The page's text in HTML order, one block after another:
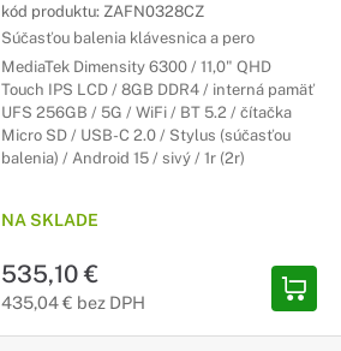
kód produktu: ZAFN0328CZ
Súčasťou balenia klávesnica a pero
MediaTek Dimensity 6300 / 11,0" QHD
Touch IPS LCD / 8GB DDR4 / interná pamäť
UFS 256GB / 5G / WiFi / BT 5.2 / čítačka
Micro SD / USB-C 2.0 / Stylus (súčasťou
balenia) / Android 15 / sivý / 1r (2r)
NA SKLADE
535,10 €
435,04 € bez DPH